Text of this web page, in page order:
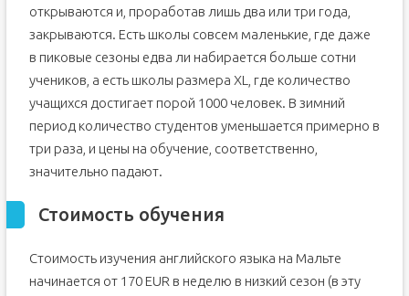
открываются и, проработав лишь два или три года,
закрываются. Есть школы совсем маленькие, где даже
в пиковые сезоны едва ли набирается больше сотни
учеников, а есть школы размера XL, где количество
учащихся достигает порой 1000 человек. В зимний
период количество студентов уменьшается примерно в
три раза, и цены на обучение, соответственно,
значительно падают.
Стоимость обучения
Стоимость изучения английского языка на Мальте
начинается от 170 EUR в неделю в низкий сезон (в эту